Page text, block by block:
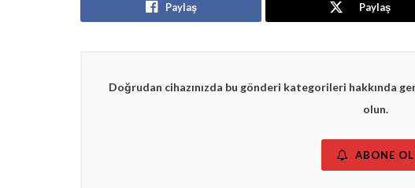
Paylaş Paylaş
Doğrudan cihazınızda bu gönderi kategorileri hakkında
olun.
ABONE OL